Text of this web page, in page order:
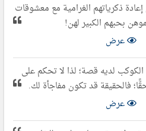
ذكرياتهم الغرامية مع معشوقات
بحبهم الكبير لهن!
عرض
لديه قصة؛ لذا لا تحكم على
فالحقيقة قد تكون مفاجأة لك.
عرض